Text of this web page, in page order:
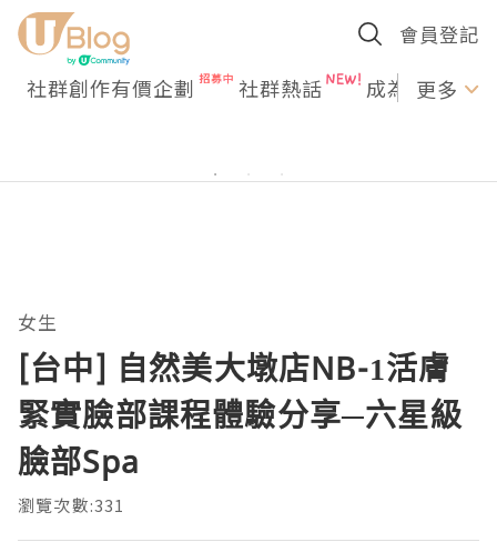
會員登記
社群創作有價企劃 社群熱話 成為U更多
女生
[台中] 自然美大墩店NB-1活膚
緊實臉部課程體驗分享─六星級
臉部Spa
瀏覽次數:331